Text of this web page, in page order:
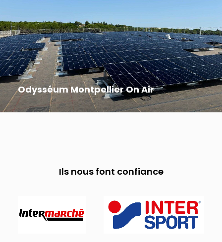
Odysséum Montpellier On Air
Ils nous font confiance